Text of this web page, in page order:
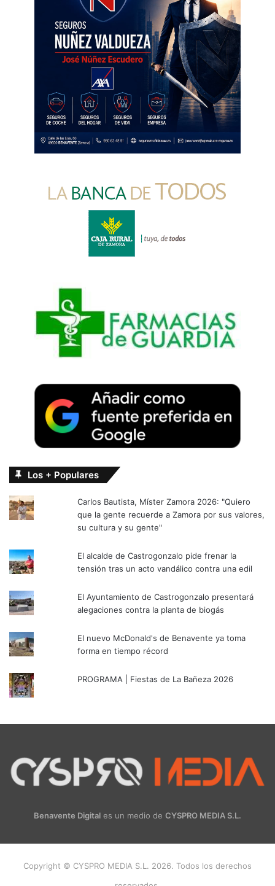
Los + Populares
Carlos Bautista, Míster Zamora 2026: "Quiero
que la gente recuerde a Zamora por sus valores,
su cultura y su gente"
El alcalde de Castrogonzalo pide frenar la
tensión tras un acto vandálico contra una edil
El Ayuntamiento de Castrogonzalo presentará
alegaciones contra la planta de biogás
El nuevo McDonald's de Benavente ya toma
forma en tiempo récord
PROGRAMA | Fiestas de La Bañeza 2026
Benavente Digital es un medio de CYSPRO MEDIA S.L.
Copyright © CYSPRO MEDIA S.L. 2026. Todos los derechos